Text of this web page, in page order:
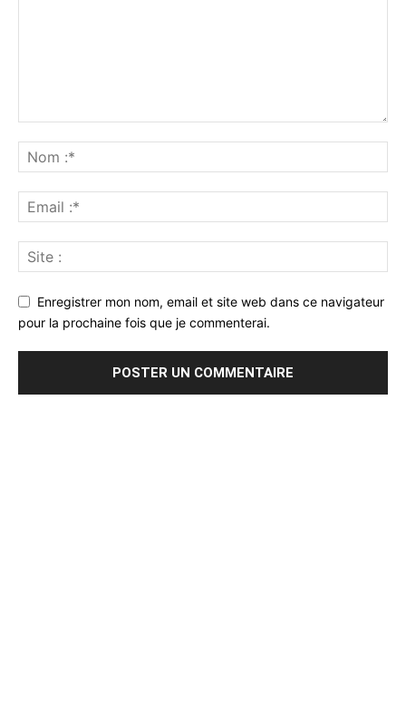
Enregistrer mon nom, email et site web dans ce navigateur
pour la prochaine fois que je commenterai.